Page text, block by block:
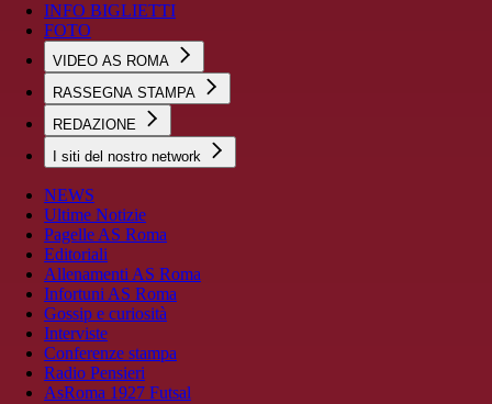
INFO BIGLIETTI
FOTO
VIDEO AS ROMA
RASSEGNA STAMPA
REDAZIONE
I siti del nostro network
NEWS
Ultime Notizie
Pagelle AS Roma
Editoriali
Allenamenti AS Roma
Infortuni AS Roma
Gossip e curiosità
Interviste
Conferenze stampa
Radio Pensieri
AsRoma 1927 Futsal